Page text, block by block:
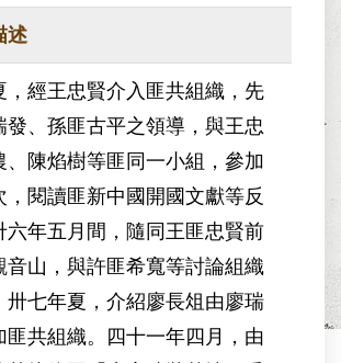
述
，經王忠賢介入匪共組織，先
發、孫匪古平之領導，與王忠
、陳焰樹等匪同一小組，參加
，閱讀匪新中國開國文獻等反
六年五月間，隨同王匪忠賢前
音山，與許匪希寬等討論組織
卅七年夏，介紹廖長俎由廖瑞
匪共組織。四十一年四月，由